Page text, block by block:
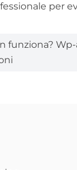
per
funziona?